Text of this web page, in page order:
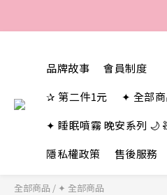
品牌故事 會員制度
✰ 第二件1元
✦ 全部
✦ 睡眠噴霧 晚安系列 🌙
隱私權政策
售後服務
全部商品 / ✦ 全部商品